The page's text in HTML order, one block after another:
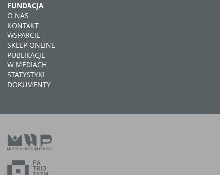
FUNDACJA
O NAS
KONTAKT
WSPARCIE
SKLEP-ONLINE
PUBLIKACJE
W MEDIACH
STATYSTYKI
DOKUMENTY